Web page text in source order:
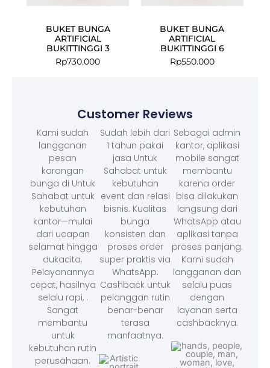
BUKET BUNGA
ARTIFICIAL
BUKITTINGGI 3
Rp730.000
BUKET BUNGA
ARTIFICIAL
BUKITTINGGI 6
Rp550.000
Customer Reviews
Kami sudah
langganan
pesan
karangan
bunga di Untuk
Sahabat untuk
kebutuhan
kantor—mulai
dari ucapan
selamat hingga
dukacita.
Pelayanannya
cepat, hasilnya
selalu rapi, .
Sangat
membantu
untuk
kebutuhan rutin
perusahaan.
Sudah lebih dari
1 tahun pakai
jasa Untuk
Sahabat untuk
kebutuhan
event dan relasi
bisnis. Kualitas
bunga
konsisten dan
proses order
super praktis via
WhatsApp.
Cashback untuk
pelanggan rutin
benar-benar
terasa
manfaatnya.
Sebagai admin
kantor, aplikasi
mobile sangat
membantu
karena order
bisa dilakukan
langsung dari
WhatsApp atau
aplikasi tanpa
proses panjang.
Kami sudah
langganan dan
selalu puas
dengan
layanan serta
cashbacknya.